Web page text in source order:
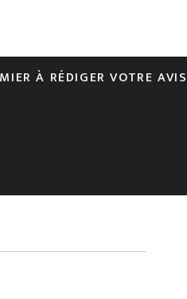
À RÉDIGER VOTRE AVIS